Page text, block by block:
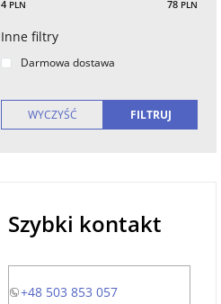
4 PLN 78 PLN
Inne filtry
Darmowa dostawa
Szybki kontakt
+48 503 853 057